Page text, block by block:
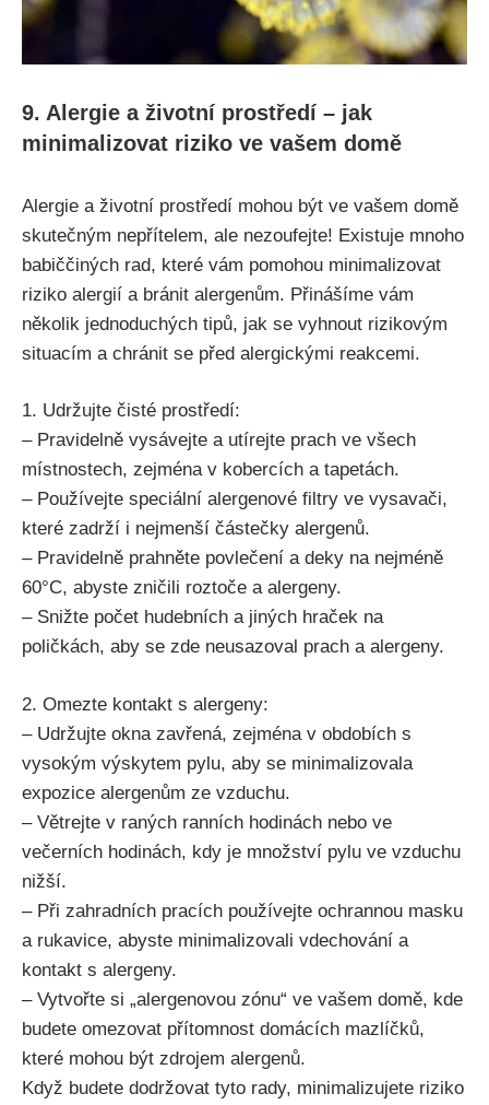
9. Alergie a životní prostředí – jak
minimalizovat riziko ve vašem domě
Alergie a životní ​prostředí mohou být ve vašem domě
skutečným nepřítelem, ale nezoufejte! Existuje mnoho
babiččiných rad, které vám pomohou minimalizovat
riziko alergií a ⁣bránit alergenům. Přinášíme vám
několik jednoduchých tipů, jak se vyhnout rizikovým
situacím ⁤a chránit⁢ se před alergickými⁣ reakcemi.
1. Udržujte čisté prostředí:
– Pravidelně vysávejte a utírejte⁤ prach ve všech
místnostech,⁢ zejména v kobercích a tapetách.
– Používejte speciální alergenové filtry ve⁣ vysavači,
které zadrží ‌i nejmenší⁣ částečky alergenů.
– Pravidelně ⁢prahněte⁣ povlečení⁣ a deky na nejméně
60°C,‍ abyste zničili roztoče a ⁤alergeny.
– Snižte počet hudebních a jiných hraček na
poličkách, aby se zde neusazoval⁣ prach a alergeny.
2. Omezte kontakt s alergeny:
– Udržujte okna zavřená, zejména v obdobích s
vysokým výskytem pylu, aby ⁢se minimalizovala
expozice alergenům ze vzduchu.
– Větrejte v raných ranních hodinách nebo ve
večerních hodinách, kdy je množství pylu‌ ve vzduchu
nižší.
– Při zahradních‍ pracích ⁣používejte‍ ochrannou masku
a rukavice, abyste minimalizovali vdechování a
kontakt s alergeny.
– Vytvořte si „alergenovou zónu“ ve vašem domě, kde
​budete omezovat přítomnost domácích mazlíčků,
které mohou být zdrojem alergenů.
Když budete dodržovat tyto ⁣rady, minimalizujete riziko